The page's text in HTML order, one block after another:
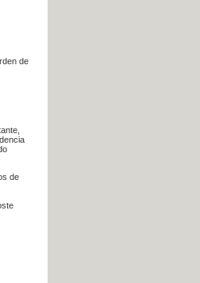
de
de